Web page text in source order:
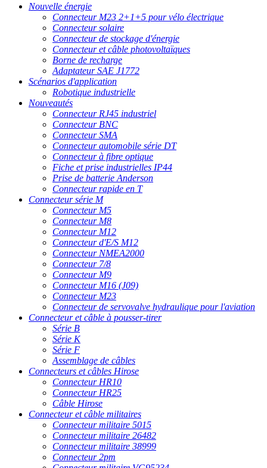
Nouvelle énergie
Connecteur M23 2+1+5 pour vélo électrique
Connecteur solaire
Connecteur de stockage d'énergie
Connecteur et câble photovoltaïques
Borne de recharge
Adaptateur SAE J1772
Scénarios d'application
Robotique industrielle
Nouveautés
Connecteur RJ45 industriel
Connecteur BNC
Connecteur SMA
Connecteur automobile série DT
Connecteur à fibre optique
Fiche et prise industrielles IP44
Prise de batterie Anderson
Connecteur rapide en T
Connecteur série M
Connecteur M5
Connecteur M8
Connecteur M12
Connecteur d'E/S M12
Connecteur NMEA2000
Connecteur 7/8
Connecteur M9
Connecteur M16 (J09)
Connecteur M23
Connecteur de servovalve hydraulique pour l'aviation
Connecteur et câble à pousser-tirer
Série B
Série K
Série F
Assemblage de câbles
Connecteurs et câbles Hirose
Connecteur HR10
Connecteur HR25
Câble Hirose
Connecteur et câble militaires
Connecteur militaire 5015
Connecteur militaire 26482
Connecteur militaire 38999
Connecteur 2pm